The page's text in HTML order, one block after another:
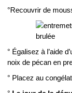
°Recouvrir de
° Égalisez à l’aide
noix de pécan en
° Placez au